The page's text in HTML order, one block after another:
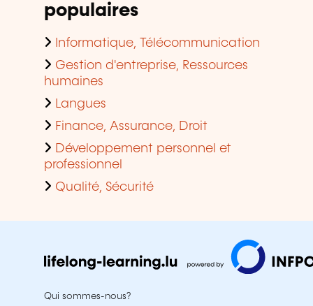
populaires
Informatique, Télécommunication
Gestion d'entreprise, Ressources
humaines
Langues
Finance, Assurance, Droit
Développement personnel et
professionnel
Qualité, Sécurité
Qui sommes-nous?